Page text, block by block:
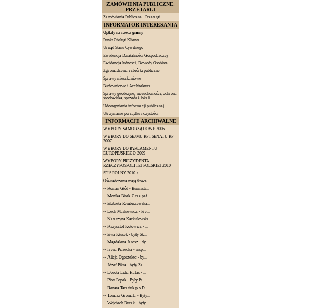
ZAMÓWIENIA PUBLICZNE,
PRZETARGI
Zamówienia Publiczne - Przetargi
INFORMATOR INTERESANTA
Opłaty na rzecz gminy
Punkt Obsługi Klienta
Urząd Stanu Cywilnego
Ewidencja Działalności Gospodarczej
Ewidencja ludności, Dowody Osobiste
Zgromadzenia i zbiórki publiczne
Sprawy mieszkaniowe
Budownictwo i Architektura
Sprawy geodezjne, nieruchomości, ochrona
środowiska, sprzedaż lokali
Udostępnienie informacji publicznej
Utrzymanie porządku i czystości
INFORMACJE ARCHIWALNE
WYBORY SAMORZĄDOWE 2006
WYBORY DO SEJMU RP I SENATU RP
2007
WYBORY DO PARLAMENTU
EUROPEJSKIEGO 2009
WYBORY PREZYDENTA
RZECZYPOSPOLITEJ POLSKIEJ 2010
SPIS ROLNY 2010 r.
Oświadczenia majątkowe
-- Roman Głód - Burmistr...
-- Monika Bisek-Grąz peł...
-- Elżbieta Rembiszewska...
-- Lech Markiewicz - Pre...
-- Katarzyna Karkułowska...
-- Krzysztof Kotowicz - ...
-- Ewa Kłusek - były Sk...
-- Magdalena Jarosz - dy...
-- Irena Piasecka - insp...
-- Alicja Ogorzelec - by...
-- Józef Piksa - były Za...
-- Dorota Lidia Hałas - ...
-- Piotr Popek - Były Pr...
-- Renata Tarasiuk p.o D...
-- Tomasz Gromala - Były...
-- Wojciech Durak - były...